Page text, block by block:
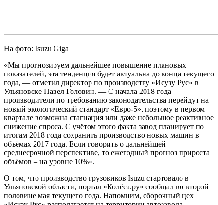
На фото: Isuzu Giga
«Мы прогнозируем дальнейшее повышение плановых
показателей, эта тенденция будет актуальна до конца текущего
года, — отметил директор по производству «Исузу Рус» в
Ульяновске Павел Головин. — С начала 2018 года
производители по требованию законодательства перейдут на
новый экологический стандарт «Евро-5», поэтому в первом
квартале возможна стагнация или даже небольшое реактивное
снижение спроса. С учётом этого факта завод планирует по
итогам 2018 года сохранить производство новых машин в
объёмах 2017 года. Если говорить о дальнейшей
среднесрочной перспективе, то ежегодный прогноз прироста
объёмов – на уровне 10%».
О том, что производство грузовиков Isuzu стартовало в
Ульяновской области, портал «Колёса.ру» сообщал во второй
половине мая текущего года. Напомним, сборочный цех